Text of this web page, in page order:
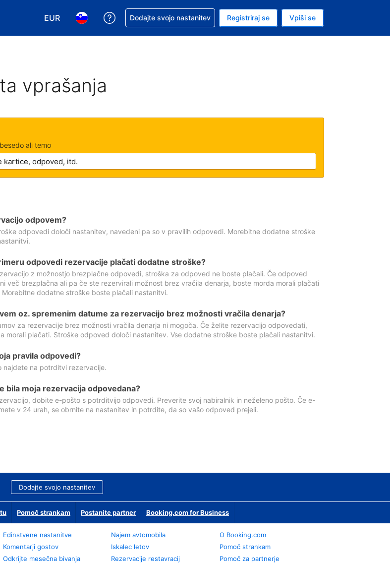
EUR
Izbira valute. Vaša trenutna valuta je evro
Izbira jezika. Vaš trenutni jezik je Slovenščini
Zaprosite za pomoč pri rezervaciji
Dodajte svojo nastanitev Registriraj se Vpiši se
vprašanja
ali temo
odpovem?
odpovedi določi nastanitev, navedeni pa so v pravilih odpovedi. Morebitne dodatne stroške
odpovedi rezervacije plačati dodatne stroške?
z možnostjo brezplačne odpovedi, stroška za odpoved ne boste plačali. Če odpoved
več brezplačna ali pa če ste rezervirali možnost brez vračila denarja, boste morda morali plačati
dodatne stroške boste plačali nastanitvi.
oz. spremenim datume za rezervacijo brez možnosti vračila denarja?
za rezervacije brez možnosti vračila denarja ni mogoča. Če želite rezervacijo odpovedati,
morali plačati. Stroške odpoved določi nastanitev. Vse dodatne stroške boste plačali nastanitvi.
pravila odpovedi?
najdete na potrditvi rezervacije.
bila moja rezervacija odpovedana?
dobite e-pošto s potrditvijo odpovedi. Preverite svoj nabiralnik in neželeno pošto. Če e-
v 24 urah, se obrnite na nastanitev in potrdite, da so vašo odpoved prejeli.
Dodajte svojo nastanitev
Pomoč strankam Postanite partner Booking.com for Business
Edinstvene nastanitve
Komentarji gostov
Odkrijte mesečna bivanja
Najem avtomobila
Iskalec letov
Rezervacije restavracij
O Booking.com
Pomoč strankam
Pomoč za partnerje